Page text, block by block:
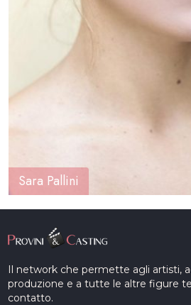
Sara Pallini
Il network che permette agli artisti,
produzione e a tutte le altre figure
contatto.